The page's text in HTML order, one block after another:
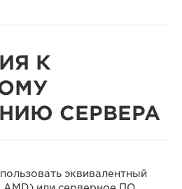
К
СЕРВЕРА
эквивалентный